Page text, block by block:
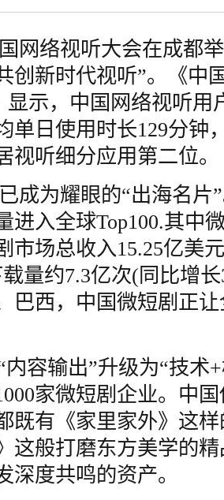
网络视听大会在成都
创新时代视听”。《中
显示，中国网络视听用
单日使用时长129分钟
视听细分应用第二位。
成为耀眼的“出海名片
进入全球Top100.其中
市场总收入15.25亿美
量约7.3亿次(同比增
巴西，中国微短剧正
内容输出”升级为“技术
家微短剧企业。中
既有《家里家外》这
这般打磨东方美学的
深度共鸣的资产。